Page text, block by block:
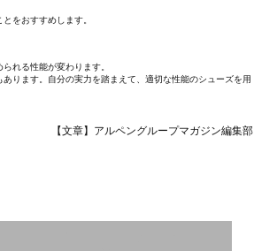
をおすすめします。
れる性能が変わります。
ります。自分の実力を踏まえて、適切な性能のシューズを用
【文章】アルペングループマガジン編集部